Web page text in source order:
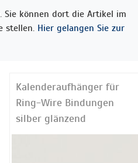
Sie können dort die Artikel im
stellen. Hier gelangen Sie zur
Kalenderaufhänger für
Ring-Wire Bindungen
silber glänzend